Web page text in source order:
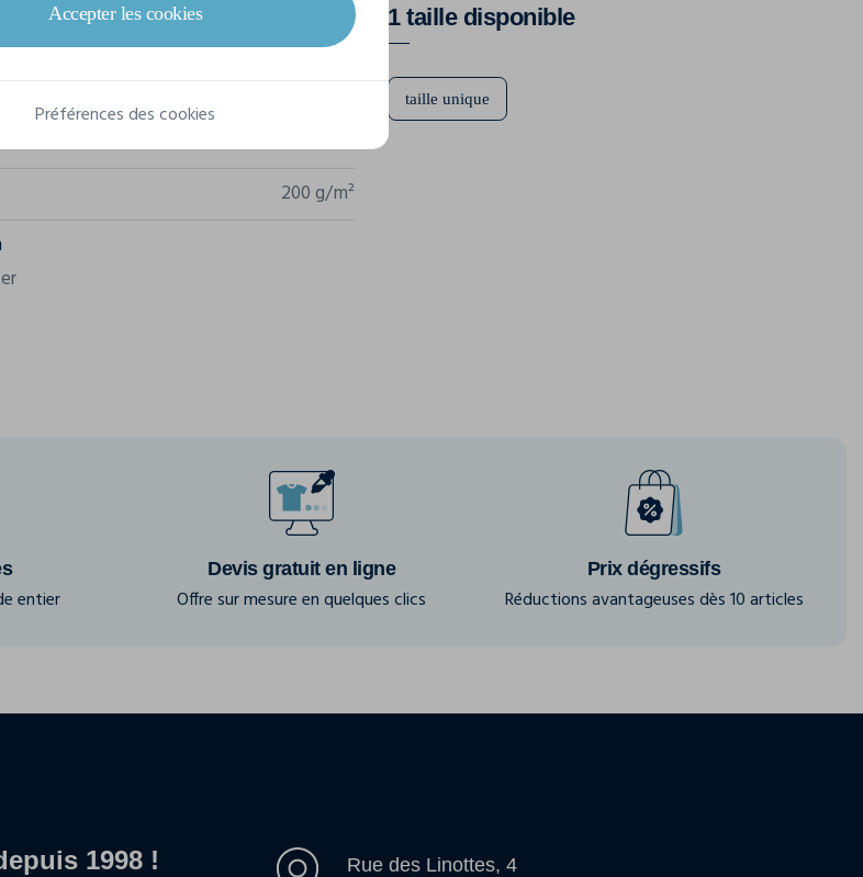
Atlantis
FIJC
200 g/m²
1 taille disponible
taille unique
entier
Devis gratuit en ligne
Offre sur mesure en quelques clics
Prix dégressifs
Réductions avantageuses dès 10 articles
1998 !
Rue des Linottes, 4
Accepter les cookies
Préférences des cookies